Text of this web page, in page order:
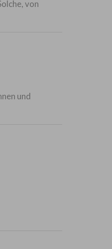
von
und